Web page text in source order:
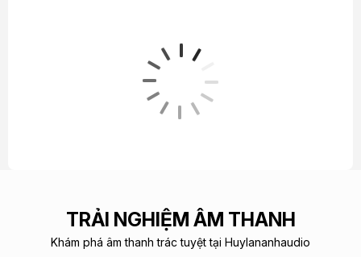
TRẢI NGHIỆM ÂM THANH
Khám phá âm thanh trác tuyệt tại Huylananhaudio